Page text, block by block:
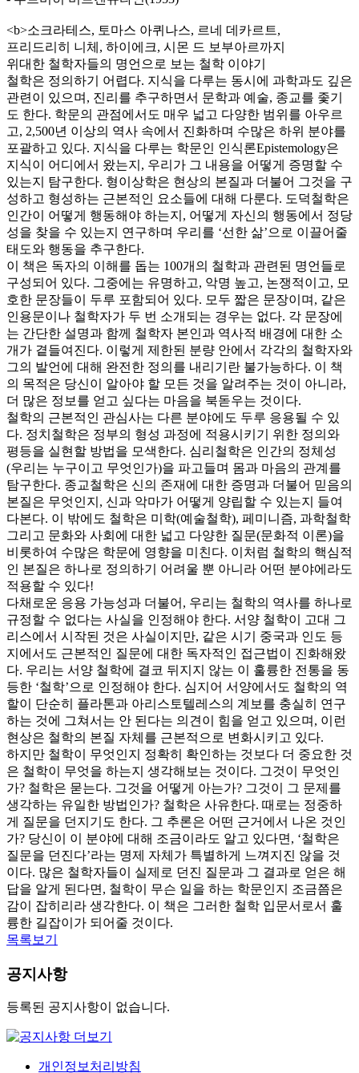
<b>소크라테스, 토마스 아퀴나스, 르네 데카르트,
프리드리히 니체, 하이에크, 시몬 드 보부아르까지
위대한 철학자들의 명언으로 보는 철학 이야기
철학은 정의하기 어렵다. 지식을 다루는 동시에 과학과도 깊은
관련이 있으며, 진리를 추구하면서 문학과 예술, 종교를 좇기
도 한다. 학문의 관점에서도 매우 넓고 다양한 범위를 아우르
고, 2,500년 이상의 역사 속에서 진화하며 수많은 하위 분야를
포괄하고 있다. 지식을 다루는 학문인 인식론Epistemology은
지식이 어디에서 왔는지, 우리가 그 내용을 어떻게 증명할 수
있는지 탐구한다. 형이상학은 현상의 본질과 더불어 그것을 구
성하고 형성하는 근본적인 요소들에 대해 다룬다. 도덕철학은
인간이 어떻게 행동해야 하는지, 어떻게 자신의 행동에서 정당
성을 찾을 수 있는지 연구하며 우리를 ‘선한 삶’으로 이끌어줄
태도와 행동을 추구한다.
이 책은 독자의 이해를 돕는 100개의 철학과 관련된 명언들로
구성되어 있다. 그중에는 유명하고, 악명 높고, 논쟁적이고, 모
호한 문장들이 두루 포함되어 있다. 모두 짧은 문장이며, 같은
인용문이나 철학자가 두 번 소개되는 경우는 없다. 각 문장에
는 간단한 설명과 함께 철학자 본인과 역사적 배경에 대한 소
개가 곁들여진다. 이렇게 제한된 분량 안에서 각각의 철학자와
그의 발언에 대해 완전한 정의를 내리기란 불가능하다. 이 책
의 목적은 당신이 알아야 할 모든 것을 알려주는 것이 아니라,
더 많은 정보를 얻고 싶다는 마음을 북돋우는 것이다.
철학의 근본적인 관심사는 다른 분야에도 두루 응용될 수 있
다. 정치철학은 정부의 형성 과정에 적용시키기 위한 정의와
평등을 실현할 방법을 모색한다. 심리철학은 인간의 정체성
(우리는 누구이고 무엇인가)을 파고들며 몸과 마음의 관계를
탐구한다. 종교철학은 신의 존재에 대한 증명과 더불어 믿음의
본질은 무엇인지, 신과 악마가 어떻게 양립할 수 있는지 들여
다본다. 이 밖에도 철학은 미학(예술철학), 페미니즘, 과학철학
그리고 문화와 사회에 대한 넓고 다양한 질문(문화적 이론)을
비롯하여 수많은 학문에 영향을 미친다. 이처럼 철학의 핵심적
인 본질은 하나로 정의하기 어려울 뿐 아니라 어떤 분야에라도
적용할 수 있다!
다채로운 응용 가능성과 더불어, 우리는 철학의 역사를 하나로
규정할 수 없다는 사실을 인정해야 한다. 서양 철학이 고대 그
리스에서 시작된 것은 사실이지만, 같은 시기 중국과 인도 등
지에서도 근본적인 질문에 대한 독자적인 접근법이 진화해왔
다. 우리는 서양 철학에 결코 뒤지지 않는 이 훌륭한 전통을 동
등한 ‘철학’으로 인정해야 한다. 심지어 서양에서도 철학의 역
할이 단순히 플라톤과 아리스토텔레스의 계보를 충실히 연구
하는 것에 그쳐서는 안 된다는 의견이 힘을 얻고 있으며, 이런
현상은 철학의 본질 자체를 근본적으로 변화시키고 있다.
하지만 철학이 무엇인지 정확히 확인하는 것보다 더 중요한 것
은 철학이 무엇을 하는지 생각해보는 것이다. 그것이 무엇인
가? 철학은 묻는다. 그것을 어떻게 아는가? 그것이 그 문제를
생각하는 유일한 방법인가? 철학은 사유한다. 때로는 정중하
게 질문을 던지기도 한다. 그 추론은 어떤 근거에서 나온 것인
가? 당신이 이 분야에 대해 조금이라도 알고 있다면, ‘철학은
질문을 던진다’라는 명제 자체가 특별하게 느껴지진 않을 것
이다. 많은 철학자들이 실제로 던진 질문과 그 결과로 얻은 해
답을 알게 된다면, 철학이 무슨 일을 하는 학문인지 조금쯤은
감이 잡히리라 생각한다. 이 책은 그러한 철학 입문서로서 훌
륭한 길잡이가 되어줄 것이다.
목록보기
공지사항
등록된 공지사항이 없습니다.
개인정보처리방침